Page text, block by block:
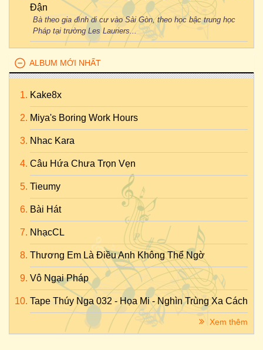
Đận
Bà theo gia đình di cư vào Sài Gòn, theo học bậc trung học
Pháp tại trường Les Lauriers...
ALBUM MỚI NHẤT
Kake8x
Miya's Boring Work Hours
Nhac Kara
Câu Hứa Chưa Trọn Vẹn
Tieumy
Bài Hát
NhạcCL
Thương Em Là Điều Anh Không Thể Ngờ
Vô Ngại Pháp
Tape Thúy Nga 032 - Họa Mi - Nghìn Trùng Xa Cách
Xem thêm